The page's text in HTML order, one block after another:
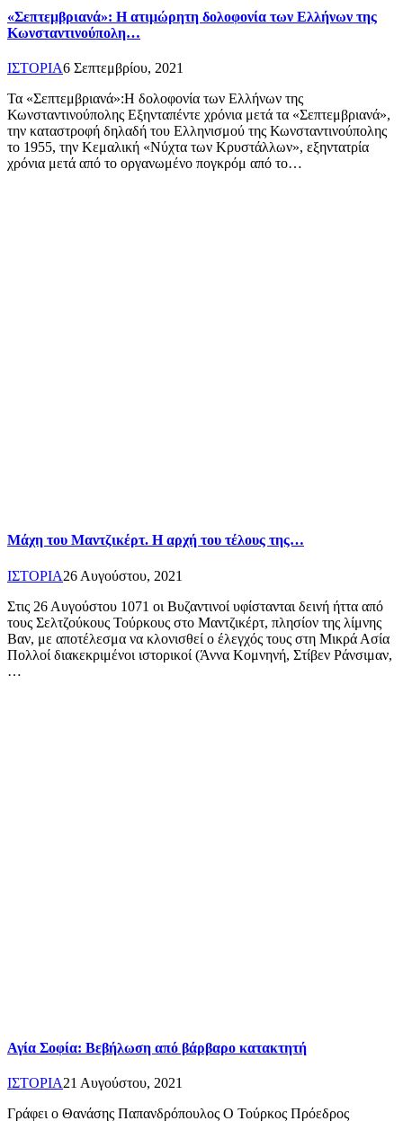
«Σεπτεμβριανά»: Η ατιμώρητη δολοφονία των Ελλήνων της
Κωνσταντινούπολη…
ΙΣΤΟΡΙΑ6 Σεπτεμβρίου, 2021
Τα «Σεπτεμβριανά»:Η δολοφονία των Ελλήνων της
Κωνσταντινούπολης Εξηνταπέντε χρόνια μετά τα «Σεπτεμβριανά»,
την καταστροφή δηλαδή του Ελληνισμού της Κωνσταντινούπολης
το 1955, την Κεμαλική «Νύχτα των Κρυστάλλων», εξηντατρία
χρόνια μετά από το οργανωμένο πογκρόμ από το…
Μάχη του Μαντζικέρτ. Η αρχή του τέλους της…
ΙΣΤΟΡΙΑ26 Αυγούστου, 2021
Στις 26 Αυγούστου 1071 οι Βυζαντινοί υφίστανται δεινή ήττα από
τους Σελτζούκους Τούρκους στο Μαντζικέρτ, πλησίον της λίμνης
Βαν, με αποτέλεσμα να κλονισθεί ο έλεγχός τους στη Μικρά Ασία
Πολλοί διακεκριμένοι ιστορικοί (Άννα Κομνηνή, Στίβεν Ράνσιμαν,
…
Αγία Σοφία: Bεβήλωση από βάρβαρο κατακτητή
ΙΣΤΟΡΙΑ21 Αυγούστου, 2021
Γράφει ο Θανάσης Παπανδρόπουλος Ο Τούρκος Πρόεδρος